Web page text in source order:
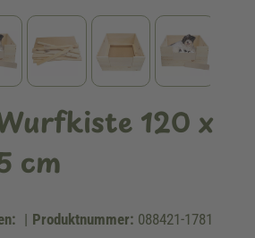
120 x
cm
| Produktnummer: 088421-1781